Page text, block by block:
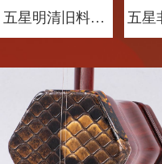
五星明清旧料老红木